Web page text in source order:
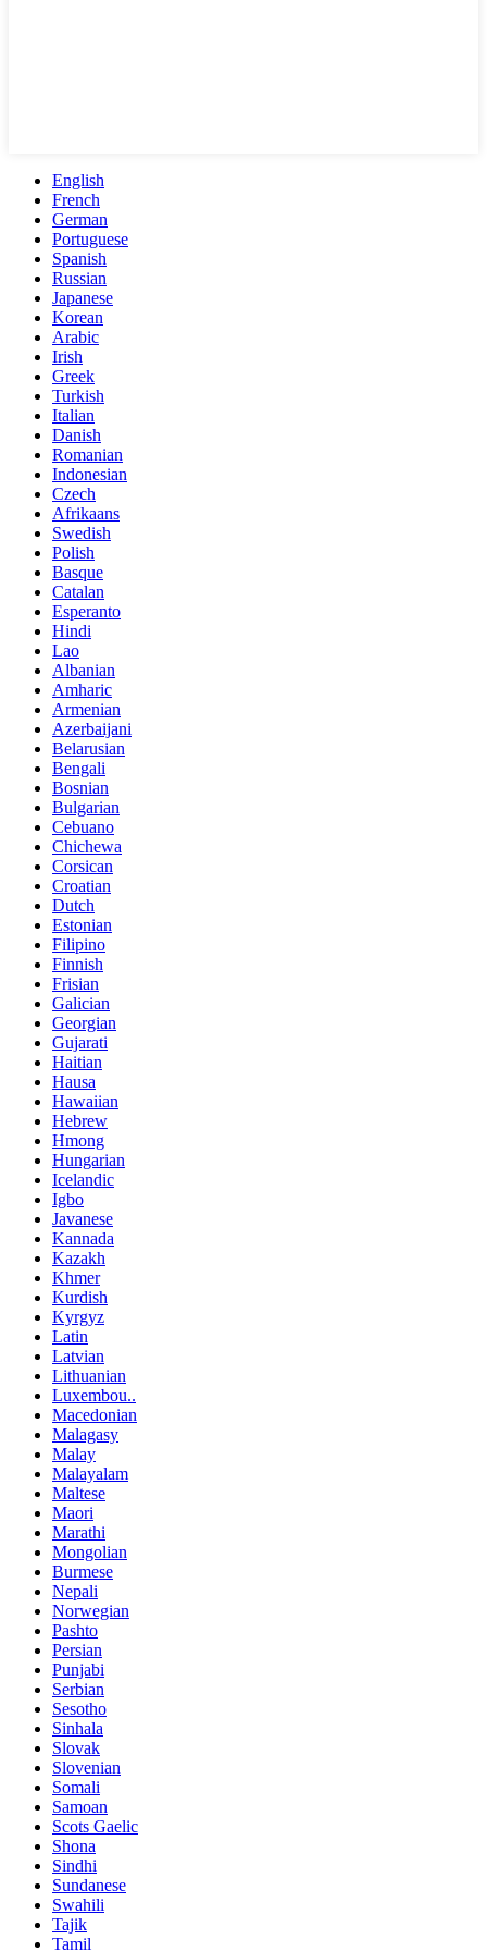
English
French
German
Portuguese
Spanish
Russian
Japanese
Korean
Arabic
Irish
Greek
Turkish
Italian
Danish
Romanian
Indonesian
Czech
Afrikaans
Swedish
Polish
Basque
Catalan
Esperanto
Hindi
Lao
Albanian
Amharic
Armenian
Azerbaijani
Belarusian
Bengali
Bosnian
Bulgarian
Cebuano
Chichewa
Corsican
Croatian
Dutch
Estonian
Filipino
Finnish
Frisian
Galician
Georgian
Gujarati
Haitian
Hausa
Hawaiian
Hebrew
Hmong
Hungarian
Icelandic
Igbo
Javanese
Kannada
Kazakh
Khmer
Kurdish
Kyrgyz
Latin
Latvian
Lithuanian
Luxembou..
Macedonian
Malagasy
Malay
Malayalam
Maltese
Maori
Marathi
Mongolian
Burmese
Nepali
Norwegian
Pashto
Persian
Punjabi
Serbian
Sesotho
Sinhala
Slovak
Slovenian
Somali
Samoan
Scots Gaelic
Shona
Sindhi
Sundanese
Swahili
Tajik
Tamil